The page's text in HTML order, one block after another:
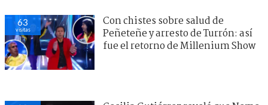
63
visitas
Con chistes sobre salud de
Peñeteñe y arresto de Turrón: así
fue el retorno de Millenium Show